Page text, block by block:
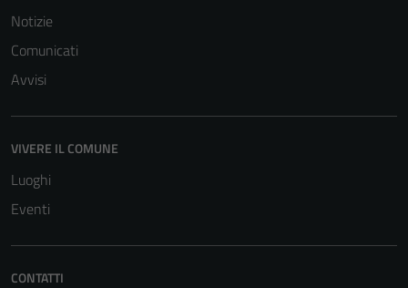
Notizie
Comunicati
Avvisi
VIVERE IL COMUNE
Luoghi
Eventi
CONTATTI
una serie di
possono